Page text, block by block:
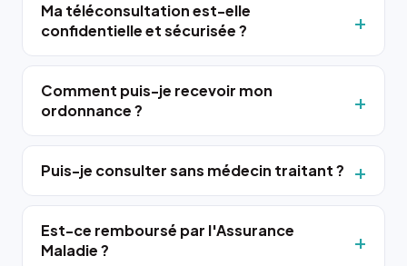
Ma téléconsultation est-elle
confidentielle et sécurisée ?
Comment puis-je recevoir mon
ordonnance ?
Puis-je consulter sans médecin traitant ?
Est-ce remboursé par l'Assurance
Maladie ?